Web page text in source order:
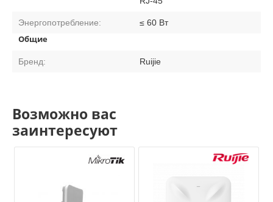
Энергопотребление: ≤ 60 Вт
Общие
Бренд: Ruijie
Возможно вас
заинтересуют